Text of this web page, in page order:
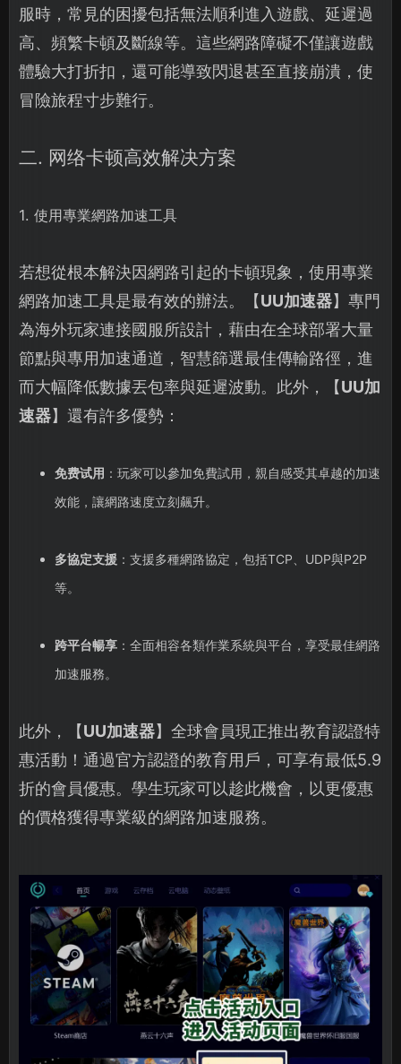
服時，常見的困擾包括無法順利進入遊戲、延遲過
高、頻繁卡頓及斷線等。這些網路障礙不僅讓遊戲
體驗大打折扣，還可能導致閃退甚至直接崩潰，使
冒險旅程寸步難行。
二. 网络卡顿高效解决方案
1. 使用專業網路加速工具
若想從根本解決因網路引起的卡頓現象，使用專業
網路加速工具是最有效的辦法。【UU加速器】專門
為海外玩家連接國服所設計，藉由在全球部署大量
節點與專用加速通道，智慧篩選最佳傳輸路徑，進
而大幅降低數據丟包率與延遲波動。此外，【UU加
速器】還有許多優勢：
免费试用 ：玩家可以參加免費試用，親自感受其卓越的加速
效能，讓網路速度立刻飆升。
多協定支援：支援多種網路協定，包括TCP、UDP與P2P
等。
跨平台暢享：全面相容各類作業系統與平台，享受最佳網路
加速服務。
此外，【UU加速器】全球會員現正推出教育認證特
惠活動！通過官方認證的教育用戶，可享有最低5.9
折的會員優惠。學生玩家可以趁此機會，以更優惠
的價格獲得專業級的網路加速服務。